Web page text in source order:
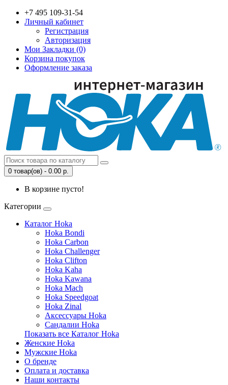
+7 495 109-31-54
Личный кабинет
Регистрация
Авторизация
Мои Закладки (0)
Корзина покупок
Оформление заказа
0 товар(ов) - 0.00 р.
В корзине пусто!
Категории
Каталог Hoka
Hoka Bondi
Hoka Carbon
Hoka Challenger
Hoka Clifton
Hoka Kaha
Hoka Kawana
Hoka Mach
Hoka Speedgoat
Hoka Zinal
Аксессуары Hoka
Сандалии Hoka
Показать все Каталог Hoka
Женские Hoka
Мужские Hoka
О бренде
Оплата и доставка
Наши контакты